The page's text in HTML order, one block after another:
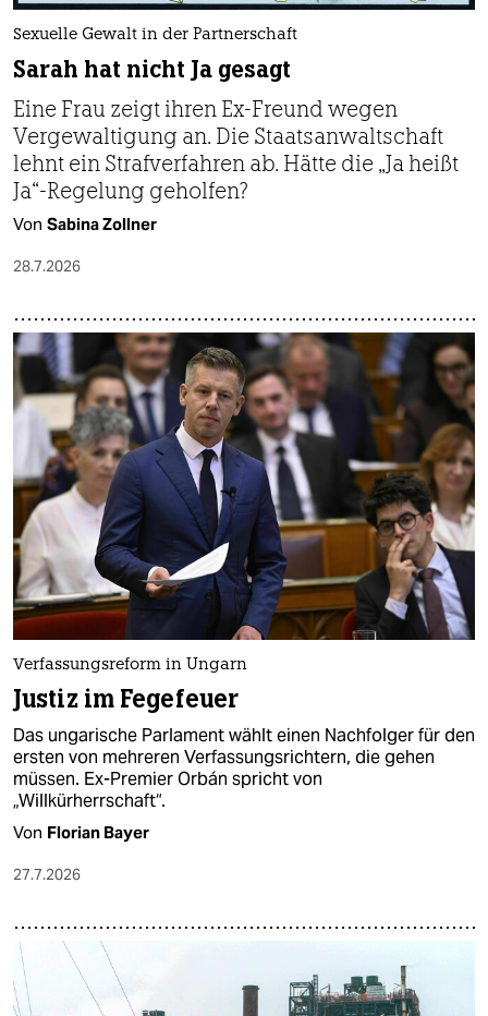
Sexuelle Gewalt in der Partnerschaft
Sarah hat nicht Ja gesagt
Eine Frau zeigt ihren Ex-Freund wegen
Vergewaltigung an. Die Staatsanwaltschaft
lehnt ein Strafverfahren ab. Hätte die „Ja heißt
Ja“-Regelung geholfen?
Von Sabina Zollner
28.7.2026
Verfassungsreform in Ungarn
Justiz im Fegefeuer
Das ungarische Parlament wählt einen Nachfolger für den
ersten von mehreren Verfassungsrichtern, die gehen
müssen. Ex-Premier Orbán spricht von
„Willkürherrschaft“.
Von Florian Bayer
27.7.2026